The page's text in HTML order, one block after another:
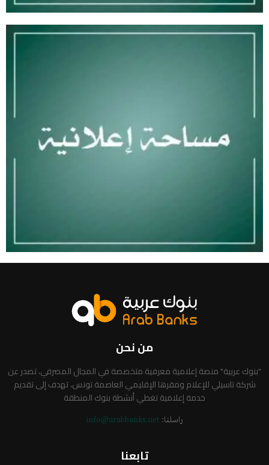
من نحن
"بنوك عربية" منصة إعلامية معرفية متخصصة في المجال المصرفي، تصدر عن
شركة تاسيلي للإعلام ومقرها الإقليمي العاصمة تونس، تهدف إلى تقديم
خدمة إعلامية تغطي أنشطة بنوك المنطقة
راسلنا: info@arabbanks.net
تابعنا